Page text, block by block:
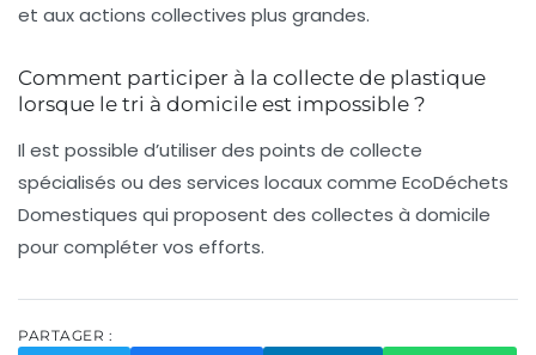
et aux actions collectives plus grandes.
Comment participer à la collecte de plastique
lorsque le tri à domicile est impossible ?
Il est possible d’utiliser des points de collecte
spécialisés ou des services locaux comme EcoDéchets
Domestiques qui proposent des collectes à domicile
pour compléter vos efforts.
PARTAGER :